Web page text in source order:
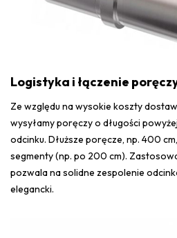
Logistyka i łączenie
Ze względu na wysokie koszty
wysyłamy poręczy o długości
odcinku. Dłuższe poręcze, np. 400
segmenty (np. po 200 cm). Z
pozwala na solidne zespolenie
elegancki.